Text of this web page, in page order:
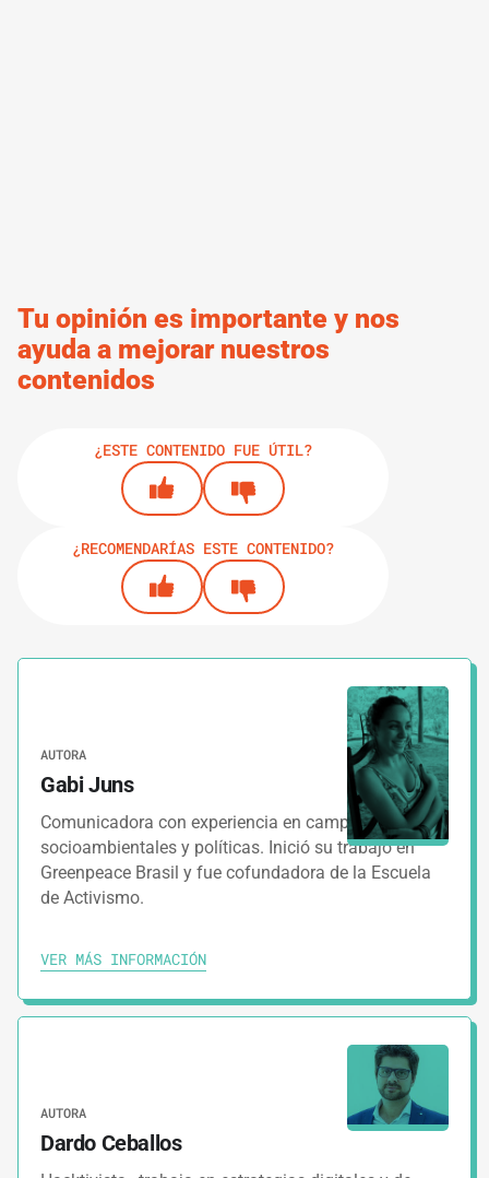
Tu opinión es importante y nos
ayuda a mejorar nuestros
contenidos
¿ESTE CONTENIDO FUE ÚTIL?
¿RECOMENDARÍAS ESTE CONTENIDO?
AUTORA
Gabi Juns
Comunicadora con experiencia en campañas
socioambientales y políticas. Inició su trabajo en
Greenpeace Brasil y fue cofundadora de la Escuela
de Activismo.
VER MÁS INFORMACIÓN
AUTORA
Dardo Ceballos